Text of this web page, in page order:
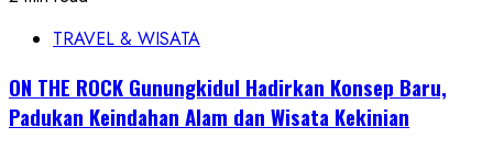
TRAVEL & WISATA
ON THE ROCK Gunungkidul Hadirkan Konsep Baru,
Padukan Keindahan Alam dan Wisata Kekinian